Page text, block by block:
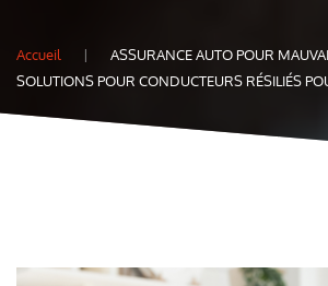
Accueil
ASSURANCE AUTO POUR
SOLUTIONS POUR CONDUCTEURS RÉSILIÉS